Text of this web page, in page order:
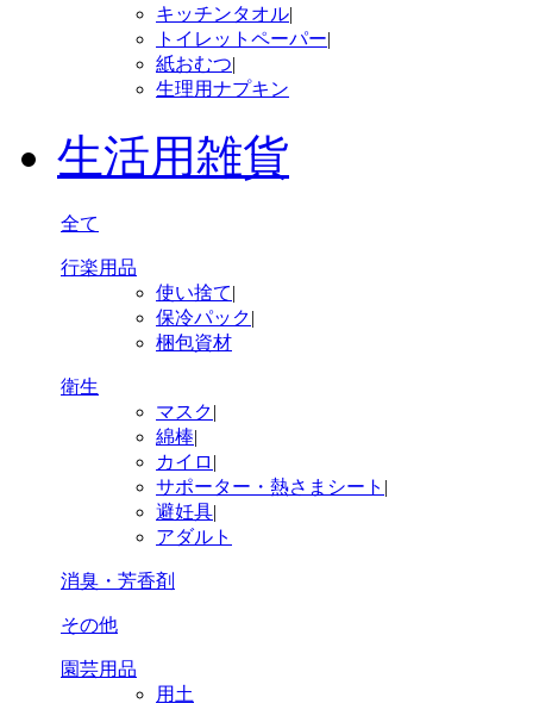
キッチンタオル|
トイレットペーパー|
紙おむつ|
生理用ナプキン
生活用雑貨
全て
行楽用品
使い捨て|
保冷パック|
梱包資材
衛生
マスク|
綿棒|
カイロ |
サポーター・熱さまシート |
避妊具|
アダルト
消臭・芳香剤
その他
園芸用品
用土